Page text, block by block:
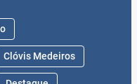
Clóvis Medeiros
Destaque